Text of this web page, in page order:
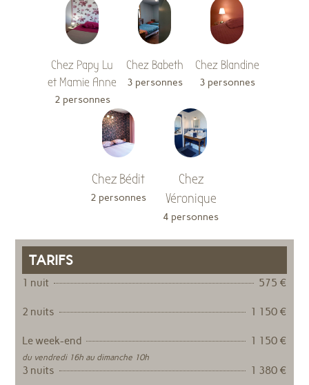
Chez Papy Lu
et Mamie Anne
2 personnes
Chez Babeth
3 personnes
Chez Blandine
3 personnes
Chez Bédit
2 personnes
Chez
Véronique
4 personnes
TARIFS
1 nuit 575 €
2 nuits 1 150 €
Le week-end 1 150 €
du vendredi 16h au dimanche 10h
3 nuits 1 380 €